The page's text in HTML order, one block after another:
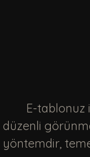
düzenli
yöntemdir,